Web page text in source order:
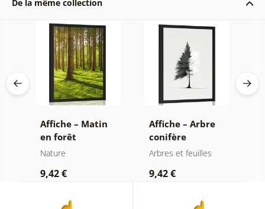
De la même collection
Affiche – Matin
en forêt
Nature
9,42 €
Affiche – Arbre
conifère
minimaliste
Arbres et feuilles
9,42 €